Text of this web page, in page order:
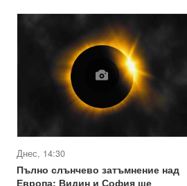
Днес, 14:30
Пълно слънчево затъмнение над
Европа: Видин и София ще